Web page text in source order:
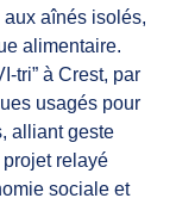
aînés isolés,
alimentaire.
tri” à Crest, par
usagés pour
alliant geste
relayé
sociale et